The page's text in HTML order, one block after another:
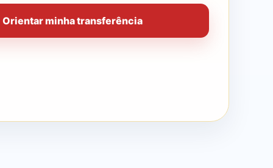
Orientar minha transferência